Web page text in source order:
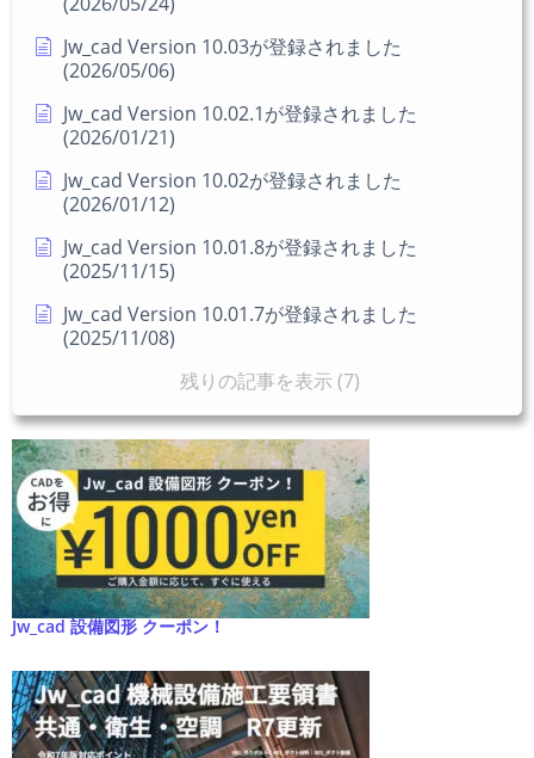
Jw_cad Version 10.03が登録されました
(2026/05/06)
Jw_cad Version 10.02.1が登録されました
(2026/01/21)
Jw_cad Version 10.02が登録されました
(2026/01/12)
Jw_cad Version 10.01.8が登録されました
(2025/11/15)
Jw_cad Version 10.01.7が登録されました
(2025/11/08)
残りの記事を表示 (7)
Jw_cad 設備図形 クーポン！